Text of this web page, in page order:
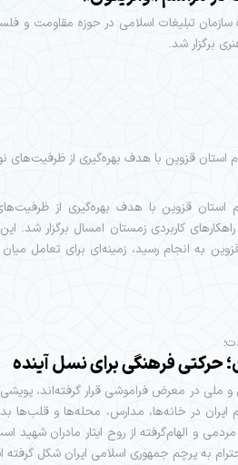
سازمان تبلیغات اسلامی در حوزه مقاومت و
استان قزوین با هدف بهره‌گیری از ظرفیت‌های
استان قزوین با هدف بهره‌گیری از
کاربردی زمستان امسال برگزار شد.
به انجام رسید، زمینه‌ای برای تعامل
حرکتی فرهنگی برای نسل آینده
و ملی در معرض فراموشی قرار گرفته‌اند،
ایران در خانه‌ها، مدارس، محله‌ها و قلب‌ها
و الهام‌گرفته از روح ایثار مادران
به پرچم جمهوری اسلامی ایران شکل